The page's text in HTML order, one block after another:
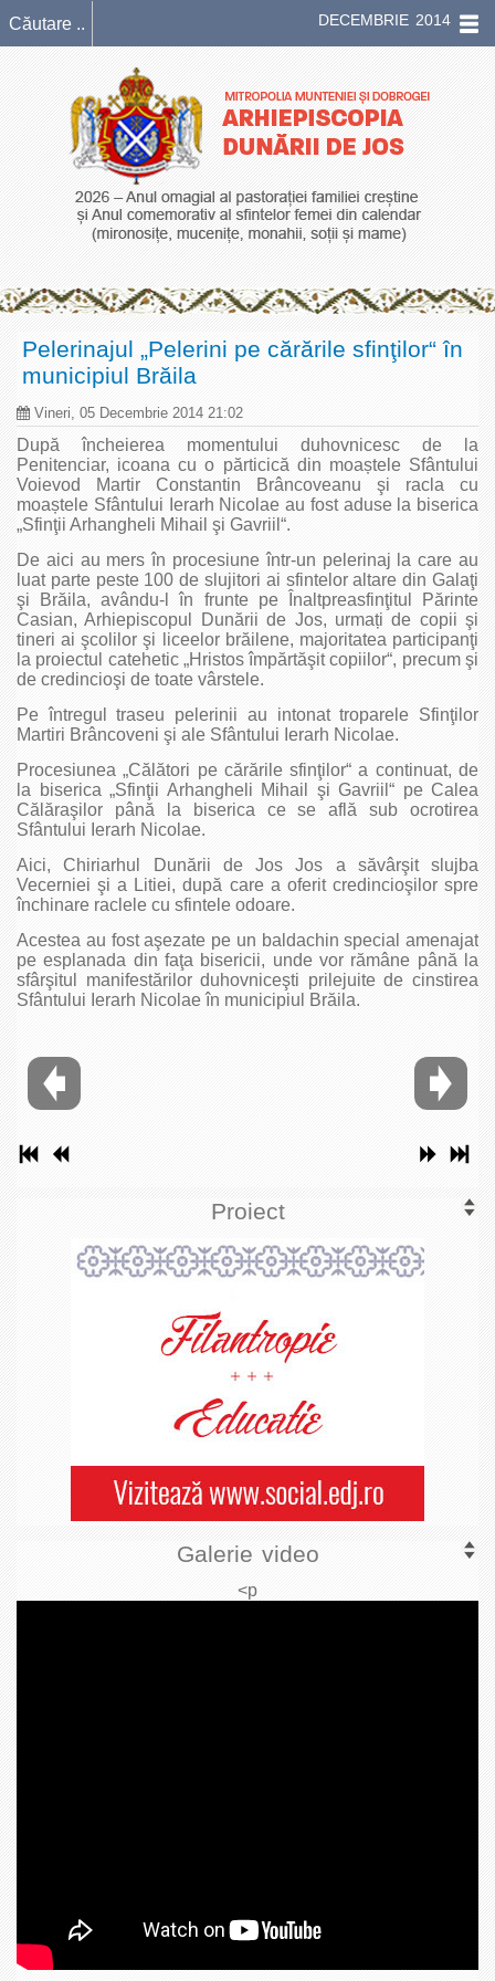
DECEMBRIE 2014
Pelerinajul „Pelerini pe cărările sfinţilor“ în
municipiul Brăila
Vineri, 05 Decembrie 2014 21:02
După încheierea momentului duhovnicesc de la
Penitenciar, icoana cu o părticică din moaștele Sfântului
Voievod Martir Constantin Brâncoveanu şi racla cu
moaștele Sfântului Ierarh Nicolae au fost aduse la biserica
„Sfinţii Arhangheli Mihail şi Gavriil“.
De aici au mers în procesiune într-un pelerinaj la care au
luat parte peste 100 de slujitori ai sfintelor altare din Galaţi
şi Brăila, avându-l în frunte pe Înaltpreasfinţitul Părinte
Casian, Arhiepiscopul Dunării de Jos, urmați de copii şi
tineri ai şcolilor şi liceelor brăilene, majoritatea participanţi
la proiectul catehetic „Hristos împărtăşit copiilor“, precum şi
de credincioşi de toate vârstele.
Pe întregul traseu pelerinii au intonat troparele Sfinţilor
Martiri Brâncoveni şi ale Sfântului Ierarh Nicolae.
Procesiunea „Călători pe cărările sfinţilor“ a continuat, de
la biserica „Sfinţii Arhangheli Mihail şi Gavriil“ pe Calea
Călăraşilor până la biserica ce se află sub ocrotirea
Sfântului Ierarh Nicolae.
Aici, Chiriarhul Dunării de Jos Jos a săvârşit slujba
Vecerniei şi a Litiei, după care a oferit credincioşilor spre
închinare raclele cu sfintele odoare.
Acestea au fost aşezate pe un baldachin special amenajat
pe esplanada din faţa bisericii, unde vor rămâne până la
sfârşitul manifestărilor duhovniceşti prilejuite de cinstirea
Sfântului Ierarh Nicolae în municipiul Brăila.
Proiect
Galerie video
<p